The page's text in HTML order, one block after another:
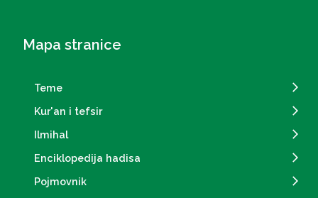
Mapa stranice
Teme
Kur'an i tefsir
Ilmihal
Enciklopedija hadisa
Pojmovnik